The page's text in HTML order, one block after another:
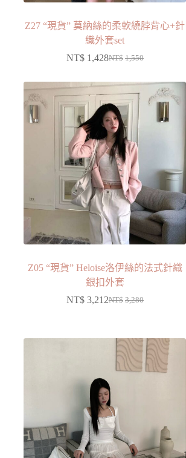
Z27 “現貨” 莫納絲的柔軟繞脖背心+針
織外套set
NT$ 1,550
NT$ 1,428
Z05 “現貨” Heloise洛伊絲的法式針織
銀扣外套
NT$ 3,280
NT$ 3,212